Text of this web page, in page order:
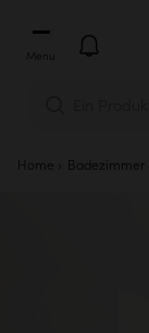
Menu
Home Badezimmer